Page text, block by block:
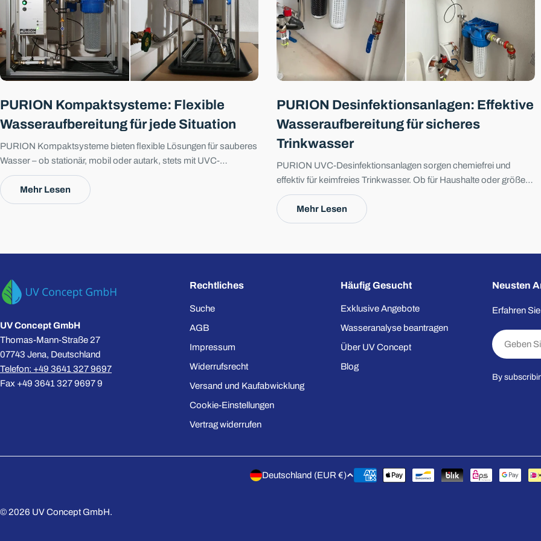
PURION Kompaktsysteme: Flexible
Wasseraufbereitung für jede Situation
PURION Kompaktsysteme bieten flexible Lösungen für sauberes
Wasser – ob stationär, mobil oder autark, stets mit UVC-
Desinfektion und mehrstufiger Filtration.
Mehr Lesen
PURION Desinfektionsanlagen: Effektive
Wasseraufbereitung für sicheres
Trinkwasser
PURION UVC-Desinfektionsanlagen sorgen chemiefrei und
effektiv für keimfreies Trinkwasser. Ob für Haushalte oder größere
Anwendungen – sie sind einfach zu installieren, wartungsarm und
bieten zuverlässige Hygiene mit maximaler Sicherheit.
Mehr Lesen
UV Concept GmbH
Thomas-Mann-Straße 27
07743 Jena, Deutschland
Telefon: +49 3641 327 9697
Fax +49 3641 327 9697 9
Rechtliches
Suche
AGB
Impressum
Widerrufsrecht
Versand und Kaufabwicklung
Cookie-Einstellungen
Vertrag widerrufen
Häufig Gesucht
Exklusive Angebote
Wasseranalyse beantragen
Über UV Concept
Blog
Neusten
Erfahren
E-
Mail
By
L
Deutschland (EUR €) Zahlungsmethoden
© 2026 UV Concept GmbH.
Frage Senden